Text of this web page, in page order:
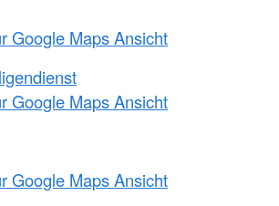
Google Maps Ansicht
Google Maps Ansicht
Google Maps Ansicht